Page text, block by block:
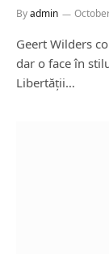
Byadmin
Geert Wilders
dar o face în
Libertății…